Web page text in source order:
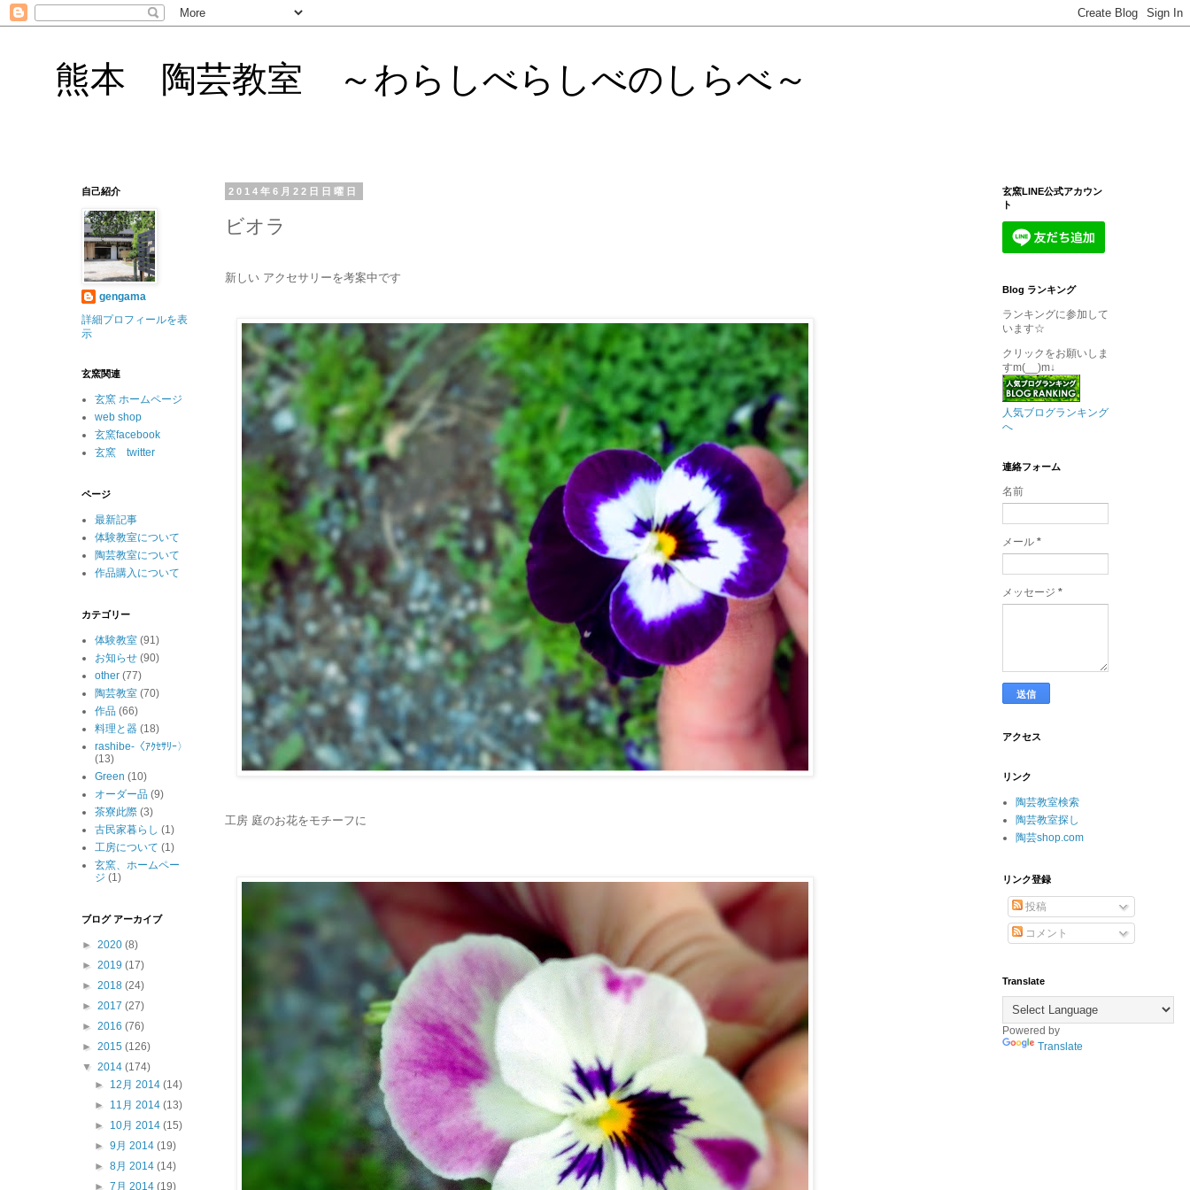
熊本 陶芸教室 ～わらしべらしべのしらべ～
2014年6月22日日曜日
ビオラ
新しい アクセサリーを考案中です
工房 庭のお花をモチーフに
自己紹介
gengama
詳細プロフィールを表
示
玄窯関連
玄窯 ホームページ
web shop
玄窯facebook
玄窯 twitter
ページ
最新記事
体験教室について
陶芸教室について
作品購入について
カテゴリー
体験教室 (91)
お知らせ (90)
other (77)
陶芸教室 (70)
作品 (66)
料理と器 (18)
rashibe-〈ｱｸｾｻﾘｰ〉
(13)
Green (10)
オーダー品 (9)
茶寮此際 (3)
古民家暮らし (1)
工房について (1)
玄窯、ホームペー
ジ (1)
ブログ アーカイブ
► 2020 (8)
► 2019 (17)
► 2018 (24)
► 2017 (27)
► 2016 (76)
► 2015 (126)
▼ 2014 (174)
► 12月 2014(14)
► 11月 2014(13)
► 10月 2014(15)
►9月 2014(19)
►8月 2014(14)
►7月 2014(19)
玄窯LINE公式アカウン
ト
Blog ランキング
ランキングに参加して
います☆
クリックをお願いしま
すm(__)m↓
人気ブログランキング
へ
連絡フォーム
名前
メール *
メッセージ *
アクセス
リンク
陶芸教室検索
陶芸教室探し
陶芸shop.com
リンク登録
投稿
コメント
Translate
Powered by
Translate